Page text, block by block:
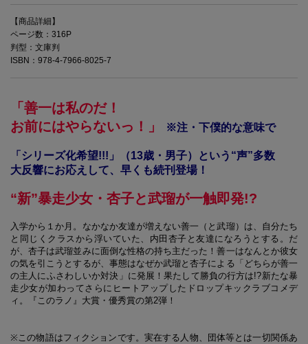
【商品詳細】
ページ数：316P
判型：文庫判
ISBN：978-4-7966-8025-7
「善一は私のだ！
お前にはやらないっ！」
※注・下僕的な意味で
「シリーズ化希望!!!」（13歳・男子）という“声”多数
大反響にお応えして、早くも続刊登場！
“新”暴走少女・杏子と武瑠が一触即発!?
入学から１か月。なかなか友達が増えない善一（と武瑠）は、自分たち
と同じくクラスから浮いていた、内田杏子と友達になろうとする。だ
が、杏子は武瑠並みに面倒な性格の持ち主だった！善一はなんとか彼女
の気を引こうとするが、事態はなぜか武瑠と杏子による「どちらが善一
の主人にふさわしいか対決」に発展！果たして勝負の行方は!?新たな暴
走少女が加わってさらにヒートアップしたドロップキックラブコメデ
ィ。『このラノ』大賞・優秀賞の第2弾！
※この物語はフィクションです。実在する人物、団体等とは一切関係あ